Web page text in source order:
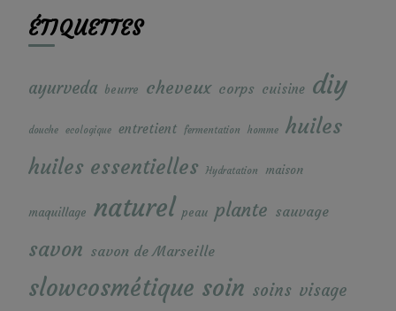
ÉTIQUETTES
ayurveda beurre cheveux corps cuisine diy
douche ecologique entretient fermentation homme huiles
huiles essentielles Hydratation maison
maquillage naturel peau plante sauvage
savon savon de Marseille
slowcosmétique soin soins visage